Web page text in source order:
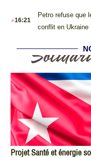
.16:21
Petro refuse que
conflit en Ukraine
Projet Santé et énergie